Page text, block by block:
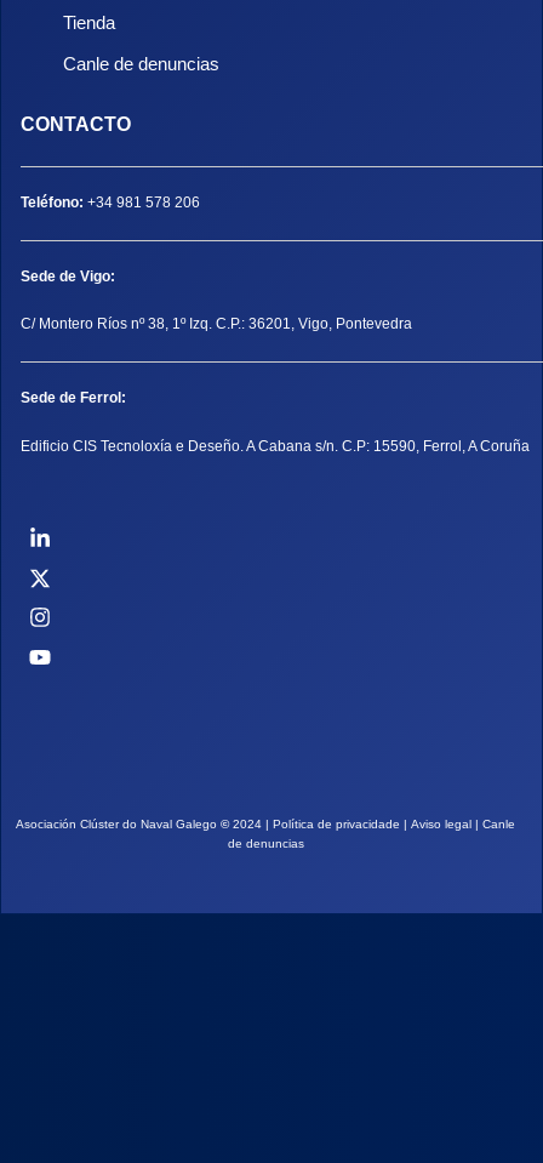
Tienda
Canle de denuncias
CONTACTO
Teléfono: +34 981 578 206
Sede de Vigo:
C/ Montero Ríos nº 38, 1º Izq. C.P.: 36201, Vigo, Pontevedra
Sede de Ferrol:
Edificio CIS Tecnoloxía e Deseño. A Cabana s/n. C.P: 15590, Ferrol, A Coruña
Asociación Clúster do Naval Galego ©2024 | Política de privacidade Aviso legal
Canle
de denuncias